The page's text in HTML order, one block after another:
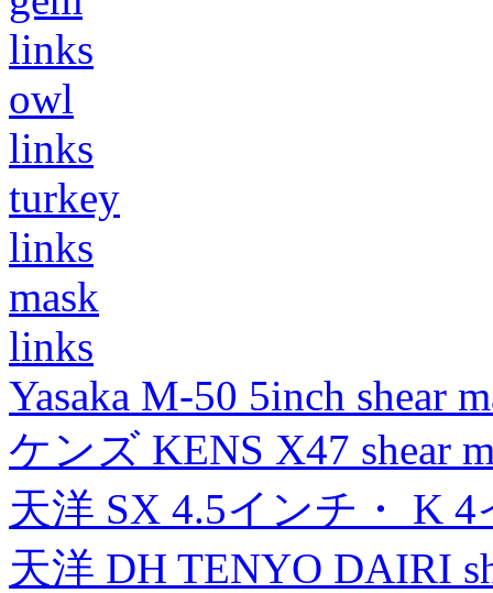
links
owl
links
turkey
links
mask
links
Yasaka M-50 5inch shear
ケンズ KENS X47 shear
天洋 SX 4.5インチ・ K
天洋 DH TENYO DAIRI